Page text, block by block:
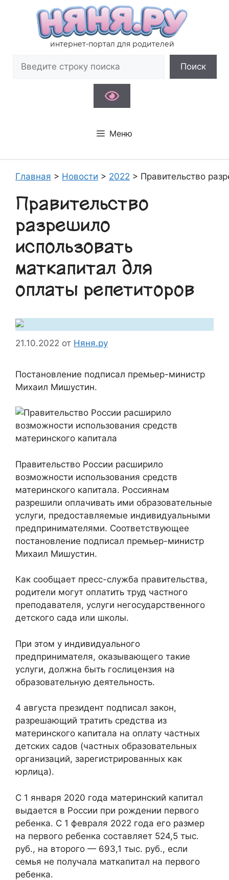
содержимому
интернет-портал для родителей
Поиск
Меню
Главная > Новости > 2022 > Правительство
Правительство
разрешило
использовать
маткапитал для
оплаты репетиторов
21.10.2022 от Няня.ру
Постановление подписал премьер-министр
Михаил Мишустин.
Правительство России расширило
возможности использования средств
материнского капитала. Россиянам
разрешили оплачивать ими образовательные
услуги, предоставляемые индивидуальными
предпринимателями. Соответствующее
постановление подписал премьер-министр
Михаил Мишустин.
Как сообщает пресс-служба правительства,
родители могут оплатить труд частного
преподавателя, услуги негосударственного
детского сада или школы.
При этом у индивидуального
предпринимателя, оказывающего такие
услуги, должна быть гослицензия на
образовательную деятельность.
4 августа президент подписал закон,
разрешающий тратить средства из
материнского капитала на оплату частных
детских садов (частных образовательных
организаций, зарегистрированных как
юрлица).
С 1 января 2020 года материнский капитал
выдается в России при рождении первого
ребенка. С 1 февраля 2022 года его размер
на первого ребенка составляет 524,5 тыс.
руб., на второго — 693,1 тыс. руб., если
семья не получала маткапитал на первого
ребенка.